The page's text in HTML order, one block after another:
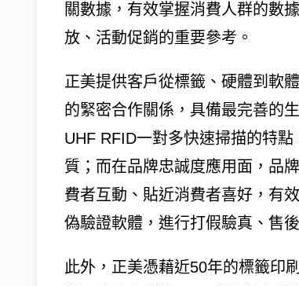
關數據，有效掌握消費人群的數
放、活動促銷的重要參考。
正美提供客戶從標籤、硬體到軟
的緊密合作關係，具備最完善的
UHF RFID一對多快速掃描的特
質；而在品牌忠誠度應用面，品
費者互動、貼近消費者喜好，有
偽驗證軟體，進行打假驗真、售
此外，正美憑藉近50年的標籤印